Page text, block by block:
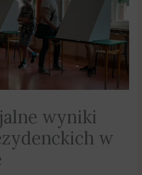
wyniki
w